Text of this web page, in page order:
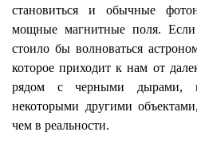
становиться и обычные
мощные магнитные поля.
стоило бы волноваться
которое приходит к нам от
рядом с черными дырами,
некоторыми другими
чем в реальности.